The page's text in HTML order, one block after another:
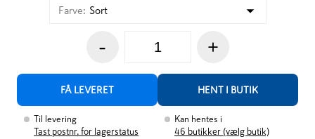
Farve: Sort
- +
FÅ LEVERET HENT I BUTIK
Til levering
Tast postnr. for lagerstatus
Kan hentes i
46 butikker (vælg butik)